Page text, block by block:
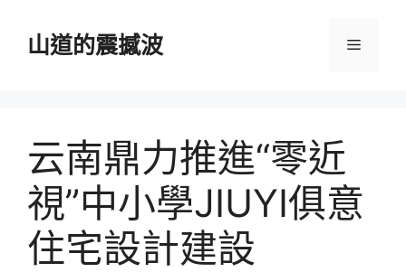
山道的震撼波 選
云南鼎力推進“零近
視”中小學JIUYI俱意
住宅設計建設